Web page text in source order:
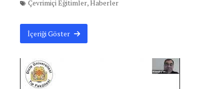
Çevrimiçi Eğitimler,Haberler
İçeriği Göster